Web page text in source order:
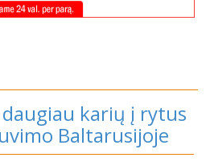
karių į rytus
Baltarusijoje